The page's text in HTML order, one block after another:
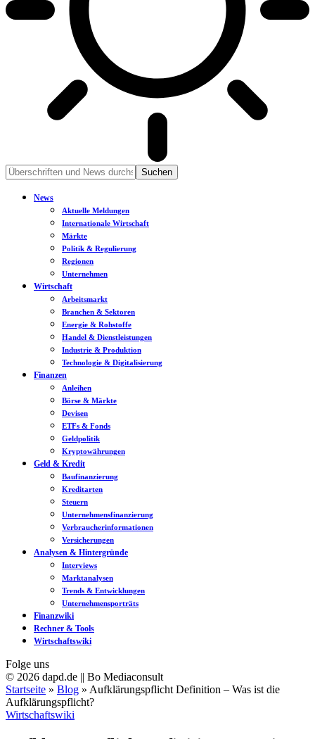
News
Aktuelle Meldungen
Internationale Wirtschaft
Märkte
Politik & Regulierung
Regionen
Unternehmen
Wirtschaft
Arbeitsmarkt
Branchen & Sektoren
Energie & Rohstoffe
Handel & Dienstleistungen
Industrie & Produktion
Technologie & Digitalisierung
Finanzen
Anleihen
Börse & Märkte
Devisen
ETFs & Fonds
Geldpolitik
Kryptowährungen
Geld & Kredit
Baufinanzierung
Kreditarten
Steuern
Unternehmensfinanzierung
Verbraucherinformationen
Versicherungen
Analysen & Hintergründe
Interviews
Marktanalysen
Trends & Entwicklungen
Unternehmensporträts
Finanzwiki
Rechner & Tools
Wirtschaftswiki
Folge uns
© 2026 dapd.de || Bo Mediaconsult
Startseite » Blog » Aufklärungspflicht Definition – Was ist die
Aufklärungspflicht?
Wirtschaftswiki